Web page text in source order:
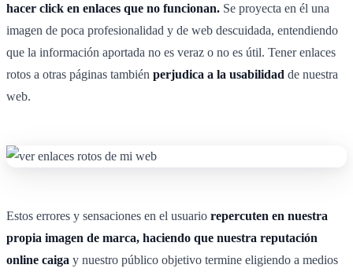
hacer click en enlaces que no funcionan. Se proyecta en él una
imagen de poca profesionalidad y de web descuidada, entendiendo
que la información aportada no es veraz o no es útil. Tener enlaces
rotos a otras páginas también perjudica a la usabilidad de nuestra
web.
Estos errores y sensaciones en el usuario repercuten en nuestra
propia imagen de marca, haciendo que nuestra reputación
online caiga y nuestro público objetivo termine eligiendo a medios